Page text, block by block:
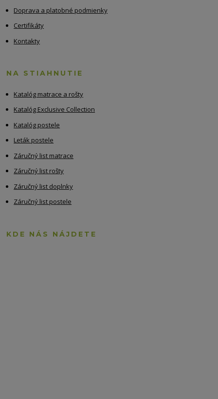
Doprava a platobné podmienky
Certifikáty
Kontakty
NA STIAHNUTIE
Katalóg matrace a rošty
Katalóg Exclusive Collection
Katalóg postele
Leták postele
Záručný list matrace
Záručný list rošty
Záručný list doplnky
Záručný list postele
KDE NÁS NÁJDETE